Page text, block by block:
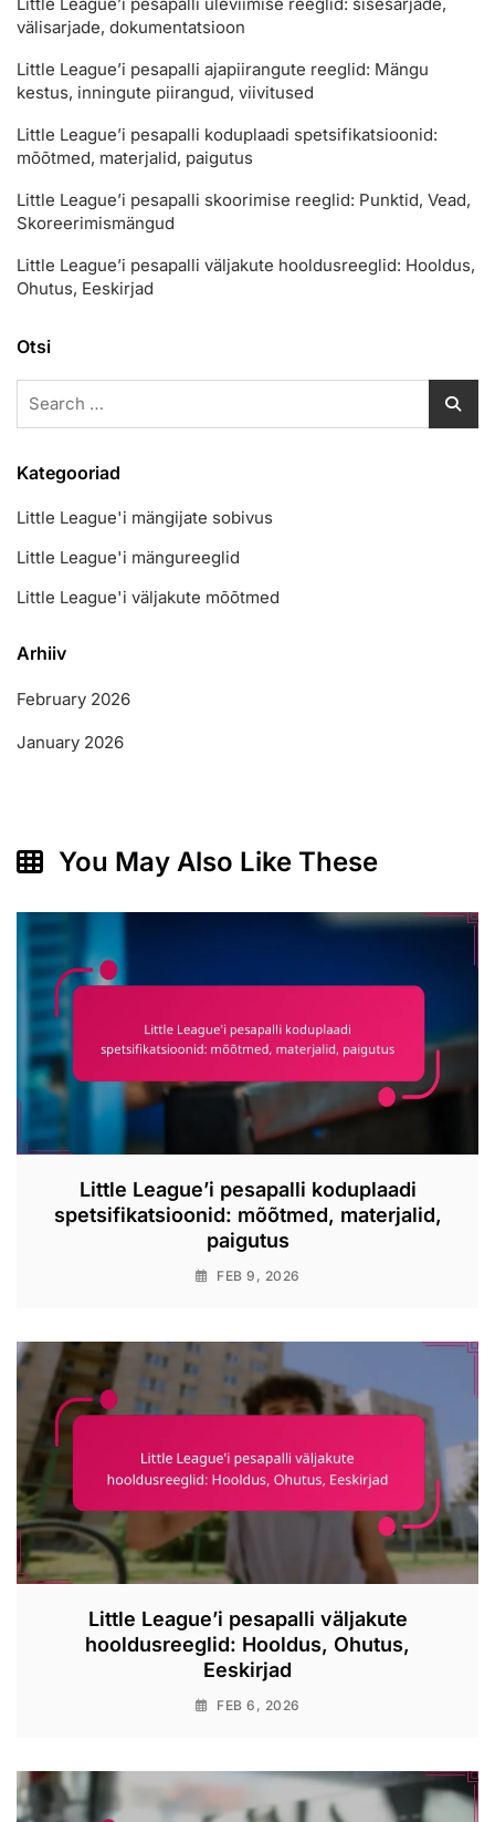
välisarjade, dokumentatsioon
Little League’i pesapalli ajapiirangute reeglid: Mängu
kestus, inningute piirangud, viivitused
Little League’i pesapalli koduplaadi spetsifikatsioonid:
mõõtmed, materjalid, paigutus
Little League’i pesapalli skoorimise reeglid: Punktid, Vead,
Skoreerimismängud
Little League’i pesapalli väljakute hooldusreeglid: Hooldus,
Ohutus, Eeskirjad
Otsi
Kategooriad
Little League'i mängijate sobivus
Little League'i mängureeglid
Little League'i väljakute mõõtmed
Arhiiv
February 2026
January 2026
You May Also Like These
Little League’i pesapalli koduplaadi
spetsifikatsioonid: mõõtmed, materjalid,
paigutus
FEB 9, 2026
Little League’i pesapalli väljakute
hooldusreeglid: Hooldus, Ohutus,
Eeskirjad
FEB 6, 2026